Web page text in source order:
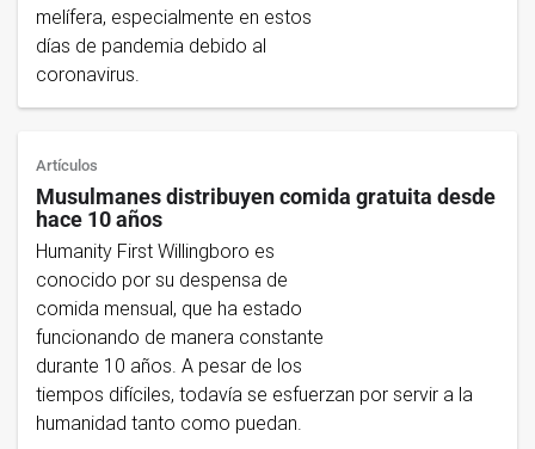
melífera, especialmente en estos
días de pandemia debido al
coronavirus.
Artículos
Musulmanes distribuyen comida gratuita desde
hace 10 años
Humanity First Willingboro es
conocido por su despensa de
comida mensual, que ha estado
funcionando de manera constante
durante 10 años. A pesar de los
tiempos difíciles, todavía se esfuerzan por servir a la
humanidad tanto como puedan.